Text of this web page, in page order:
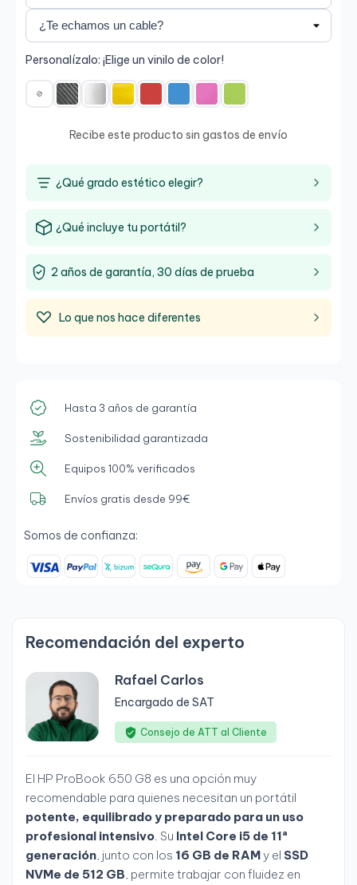
Personalízalo: ¡Elige un vinilo de color!
Recibe este producto sin gastos de envío
¿Qué grado estético elegir?
¿Qué incluye tu portátil?
2 años de garantía, 30 días de prueba
Lo que nos hace diferentes
Hasta 3 años de garantía
Sostenibilidad garantizada
Equipos 100% verificados
Envíos gratis desde 99€
Somos de confianza:
Recomendación del experto
Rafael Carlos
Encargado de SAT
Consejo de ATT al Cliente
El HP ProBook 650 G8 es una opción muy
recomendable para quienes necesitan un portátil
potente, equilibrado y preparado para un uso
profesional intensivo. Su Intel Core i5 de 11ª
generación, junto con los 16 GB de RAMy el SSD
NVMe de 512 GB, permite trabajar con fluidez en